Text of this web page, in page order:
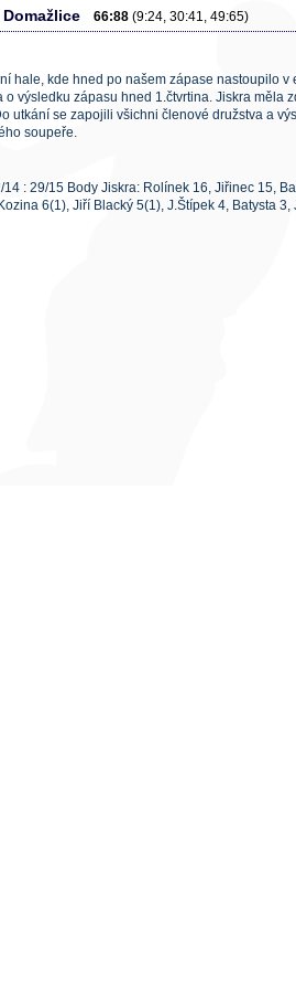
Domažlice 66:88 (9:24, 30:41, 49:65)
hale, kde hned po našem zápase nastoupilo
výsledku zápasu hned 1.čtvrtina. Jiskra měla
utkání se zapojili všichni členové družstva a
soupeře.
14 : 29/15 Body Jiskra: Rolínek 16, Jiřinec 15,
6(1), Jiří Blacký 5(1), J.Štípek 4, Batysta 3,